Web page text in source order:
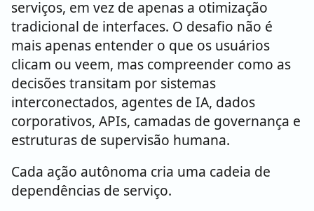
serviços, em vez de apenas a otimização
tradicional de interfaces. O desafio não é
mais apenas entender o que os usuários
clicam ou veem, mas compreender como as
decisões transitam por sistemas
interconectados, agentes de IA, dados
corporativos, APIs, camadas de governança e
estruturas de supervisão humana.
Cada ação autônoma cria uma cadeia de
dependências de serviço.